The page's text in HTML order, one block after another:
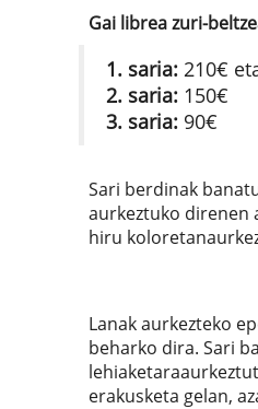
Gai librea zuri-
1. saria: 210€
2. saria: 150€
3. saria: 90€
Sari berdinak
aurkeztuko direnen
hiru
Lanak aurkezteko
beharko dira. Sari
erakusketa gelan,